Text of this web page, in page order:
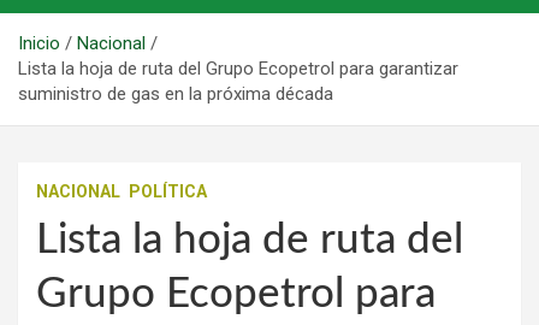
Inicio
Nacional
Lista la hoja de ruta del Grupo Ecopetrol para garantizar
suministro de gas en la próxima década
NACIONAL POLÍTICA
Lista la hoja de ruta del
Grupo Ecopetrol para